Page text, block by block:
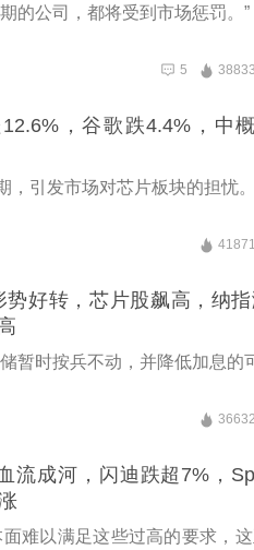
的公司，都将受到市场惩罚。”
5 38833
，谷歌跌4.4%，中
引发市场对芯片板块的担忧。
41871
好转，芯片股飙高，纳指
暂时按兵不动，并降低加息的
36632
流成河，闪迪跌超7%，
难以满足这些过高的要求，